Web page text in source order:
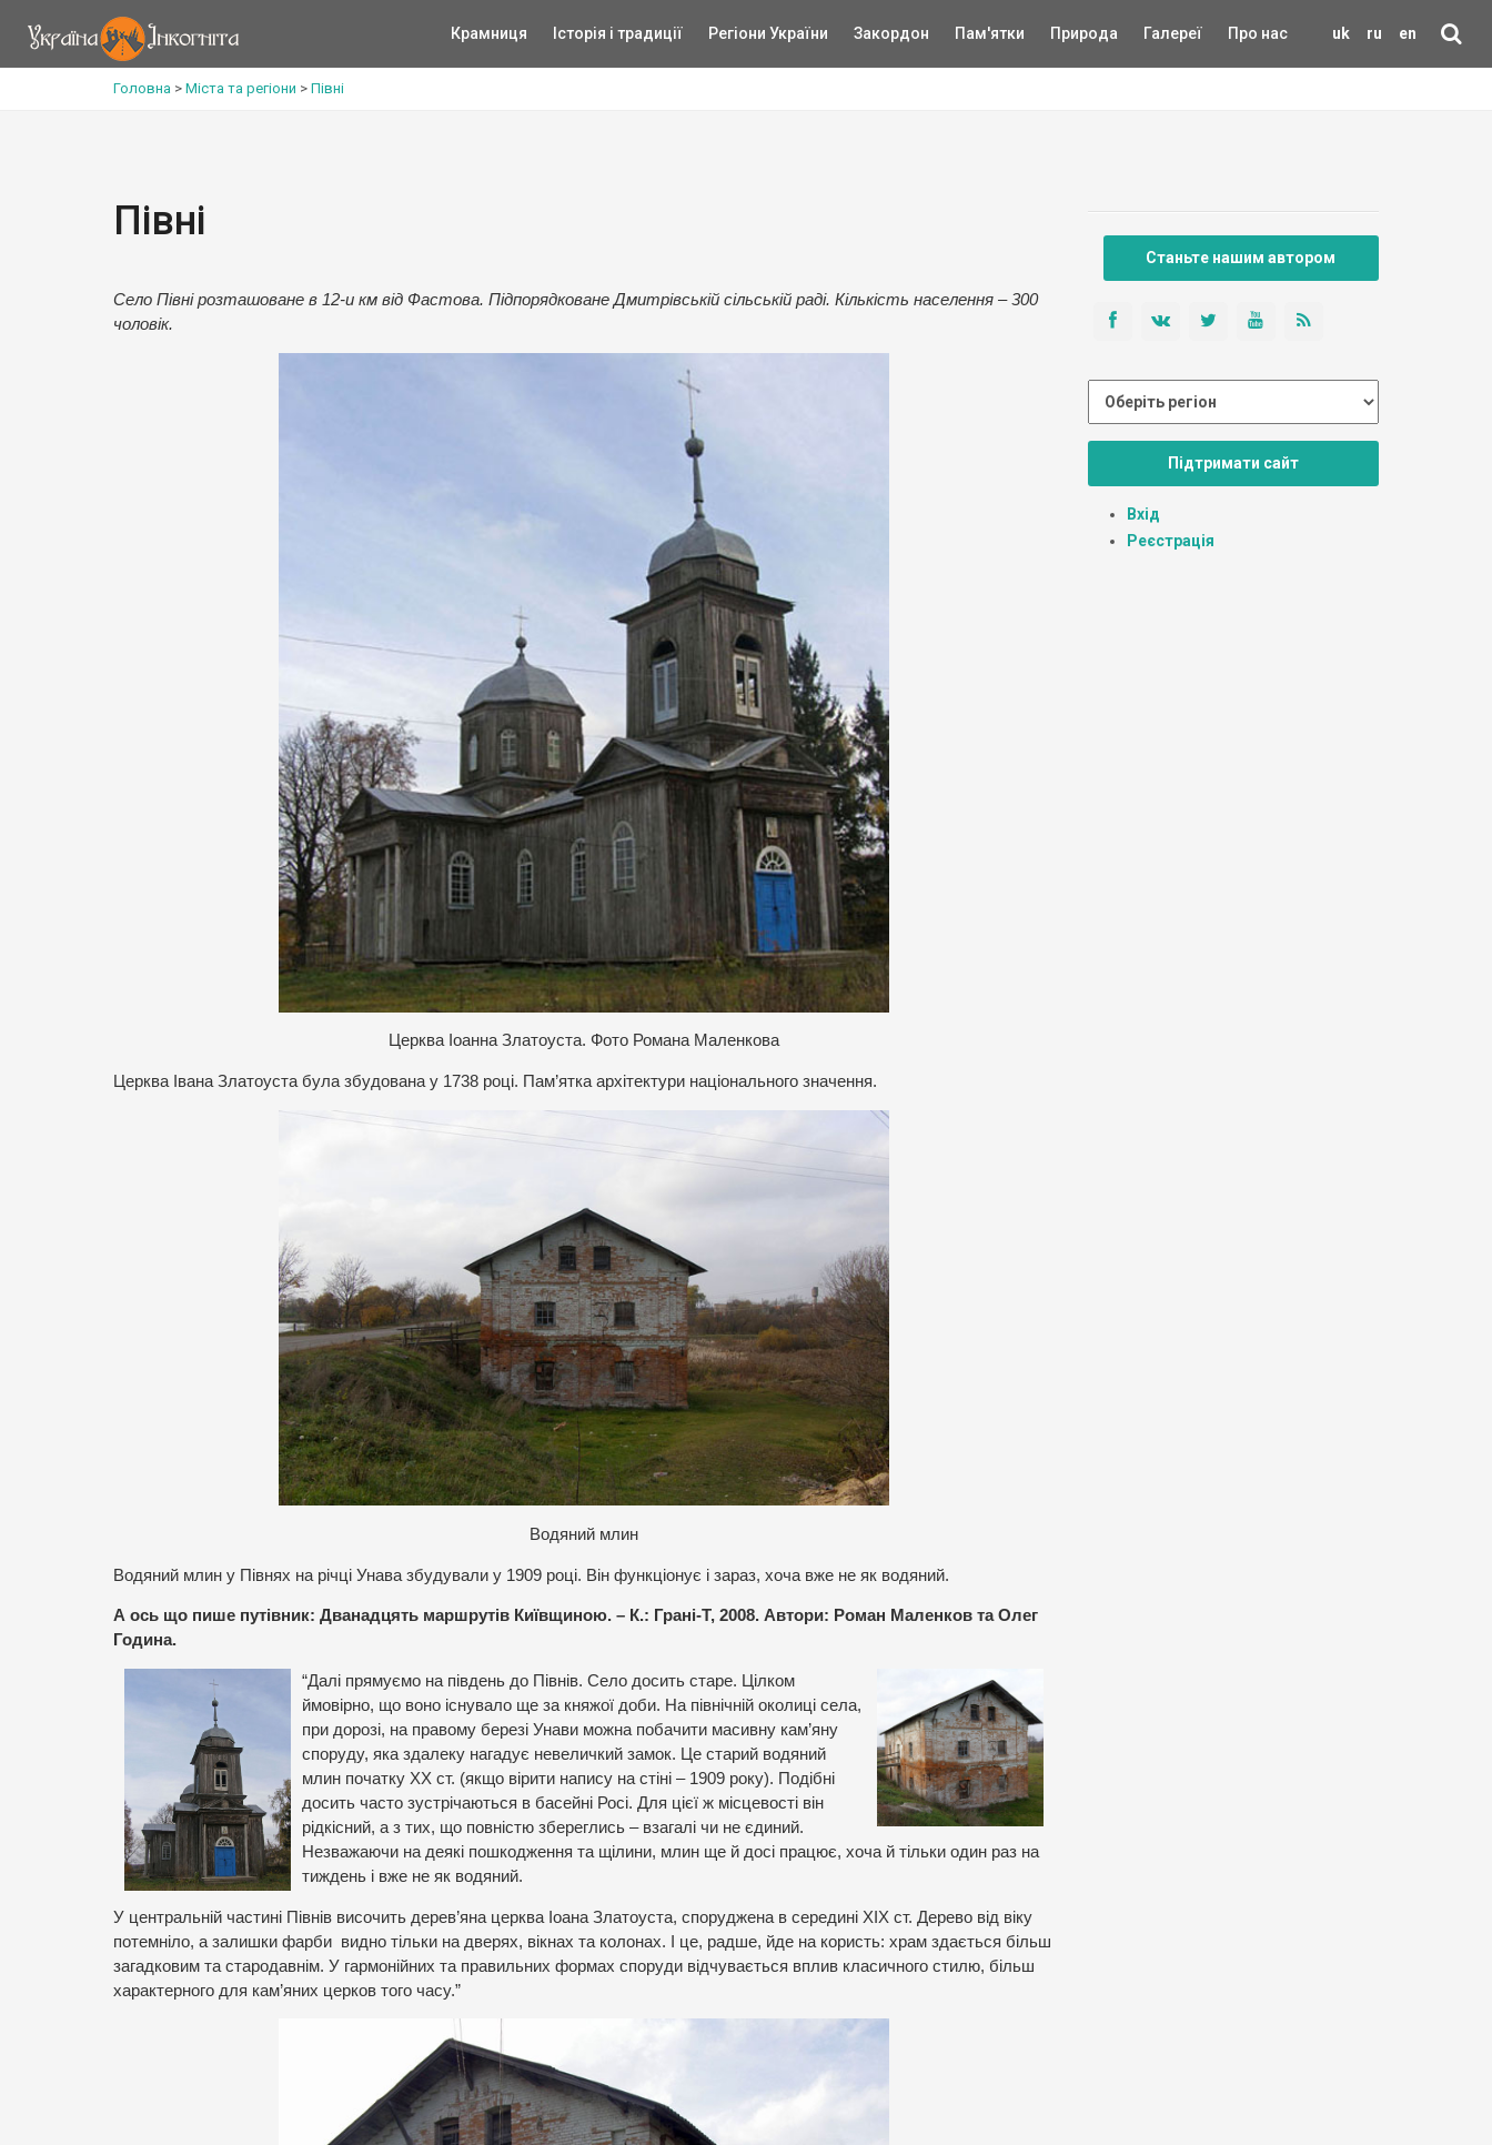
uk ru en
Крамниця Історія і традиції Регіони України Закордон Пам'ятки Природа Галереї Про нас
Головна > Міста та регіони > Півні
Півні
Село Півні розташоване в 12-и км від Фастова. Підпорядковане Дмитрівській сільській раді. Кількість населення – 300
чоловік.
Церква Іоанна Златоуста. Фото Романа Маленкова
Церква Івана Златоуста була збудована у 1738 році. Пам’ятка архітектури національного значення.
Водяний млин
Водяний млин у Півнях на річці Унава збудували у 1909 році. Він функціонує і зараз, хоча вже не як водяний.
А ось що пише путівник: Дванадцять маршрутів Київщиною. – К.: Грані-Т, 2008. Автори: Роман Маленков та Олег
Година.
“Далі прямуємо на південь до Півнів. Село досить старе. Цілком
ймовірно, що воно існувало ще за княжої доби. На північній околиці села,
при дорозі, на правому березі Унави можна побачити масивну кам’яну
споруду, яка здалеку нагадує невеличкий замок. Це старий водяний
млин початку ХХ ст. (якщо вірити напису на стіні – 1909 року). Подібні
досить часто зустрічаються в басейні Росі. Для цієї ж місцевості він
рідкісний, а з тих, що повністю збереглись – взагалі чи не єдиний.
Незважаючи на деякі пошкодження та щілини, млин ще й досі працює, хоча й тільки один раз на
тиждень і вже не як водяний.
У центральній частині Півнів височить дерев’яна церква Іоана Златоуста, споруджена в середині ХІХ ст. Дерево від віку
потемніло, а залишки фарби видно тільки на дверях, вікнах та колонах. І це, радше, йде на користь: храм здається більш
загадковим та стародавнім. У гармонійних та правильних формах споруди відчувається вплив класичного стилю, більш
характерного для кам’яних церков того часу.”
Станьте нашим автором
Підтримати сайт
Вхід
Реєстрація